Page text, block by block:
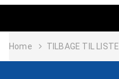
Home TILBAGE TIL LISTE